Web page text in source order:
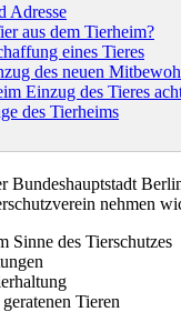
Adresse
aus dem Tierheim?
eines Tieres
des neuen
Einzug des Tieres
des Tierheims
Bundeshauptstadt
nehmen
Sinne des Tierschutzes
Tieren